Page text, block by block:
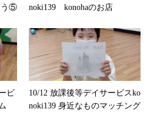
う⑤
noki139 konohaのお店
ビ
10/12 放課後等デイサービスko
noki139 身近なものマッチング